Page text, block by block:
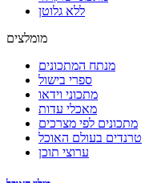
ללא גלוטן
מומלצים
מנתח המתכונים
ספרי בישול
מתכוני וידאו
מאכלי עדות
מתכונים לפי מצרכים
טרנדים בעולם האוכל
ערוצי תוכן